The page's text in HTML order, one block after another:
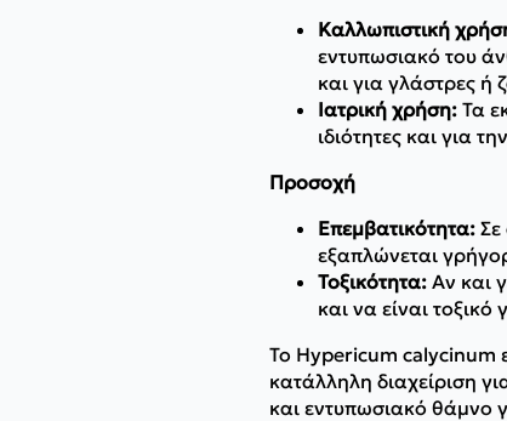
Καλλωπιστική
εντυπωσιακό του
και για γλάστρες ή
Ιατρική χρήση: Τα
ιδιότητες και για
Προσοχή
Επεμβατικότητα: Σε
εξαπλώνεται
Τοξικότητα: Αν και
και να είναι
Το Hypericum calycinum
κατάλληλη διαχείριση
και εντυπωσιακό θάμνο